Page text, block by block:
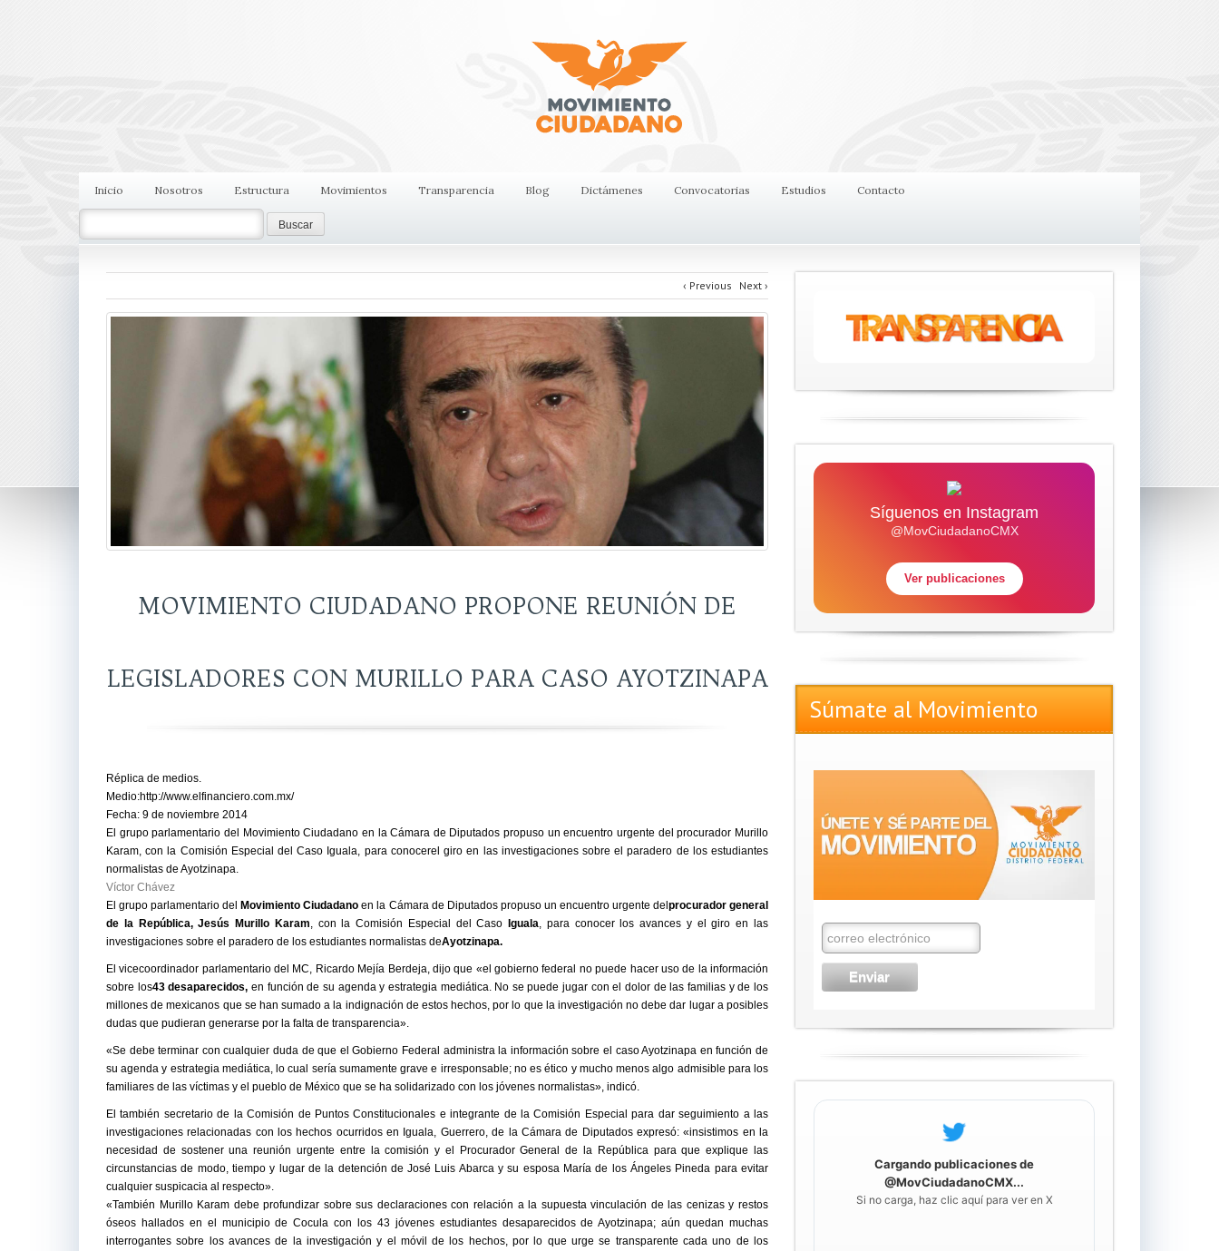
Inicio Nosotros Estructura Movimientos Transparencia Blog Dictámenes Convocatorias Estudios Contacto
‹ Previous Next ›
MOVIMIENTO CIUDADANO PROPONE REUNIÓN DE
LEGISLADORES CON MURILLO PARA CASO AYOTZINAPA
Réplica de medios.
Medio:http://www.elfinanciero.com.mx/
Fecha: 9 de noviembre 2014
El grupo parlamentario del Movimiento Ciudadano en la Cámara de Diputados propuso un encuentro urgente del procurador Murillo
Karam, con la Comisión Especial del Caso Iguala, para conocerel giro en las investigaciones sobre el paradero de los estudiantes
normalistas de Ayotzinapa.
Víctor Chávez
El grupo parlamentario delMovimiento Ciudadano en la Cámara de Diputados propuso un encuentro urgente delprocurador general
de la República, Jesús Murillo Karam , con la Comisión Especial del CasoIguala , para conocer los avances y el giro en las
investigaciones sobre el paradero de los estudiantes normalistas deAyotzinapa.
El vicecoordinador parlamentario del MC, Ricardo Mejía Berdeja, dijo que «el gobierno federal no puede hacer uso de la información
sobre los43 desaparecidos, en función de su agenda y estrategia mediática. No se puede jugar con el dolor de las familias y de los
millones de mexicanos que se han sumado a la indignación de estos hechos, por lo que la investigación no debe dar lugar a posibles
dudas que pudieran generarse por la falta de transparencia».
«Se debe terminar con cualquier duda de que el Gobierno Federal administra la información sobre el caso Ayotzinapa en función de
su agenda y estrategia mediática, lo cual sería sumamente grave e irresponsable; no es ético y mucho menos algo admisible para los
familiares de las víctimas y el pueblo de México que se ha solidarizado con los jóvenes normalistas», indicó.
El también secretario de la Comisión de Puntos Constitucionales e integrante de la Comisión Especial para dar seguimiento a las
investigaciones relacionadas con los hechos ocurridos en Iguala, Guerrero, de la Cámara de Diputados expresó: «insistimos en la
necesidad de sostener una reunión urgente entre la comisión y el Procurador General de la República para que explique las
circunstancias de modo, tiempo y lugar de la detención de José Luis Abarca y su esposa María de los Ángeles Pineda para evitar
cualquier suspicacia al respecto».
«También Murillo Karam debe profundizar sobre sus declaraciones con relación a la supuesta vinculación de las cenizas y restos
óseos hallados en el municipio de Cocula con los 43 jóvenes estudiantes desaparecidos de Ayotzinapa; aún quedan muchas
interrogantes sobre los avances de la investigación y el móvil de los hechos, por lo que urge se transparente cada uno de los
Síguenos en Instagram
@MovCiudadanoCMX
Ver publicaciones
Súmate al Movimiento
Cargando publicaciones de
@MovCiudadanoCMX...
Si no carga, haz clic aquí para ver en X